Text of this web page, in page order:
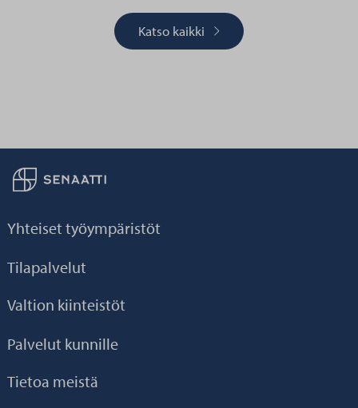
Katso kaikki
Palaa taikaisin etusivulle
Yhteiset työympäristöt
Tilapalvelut
Valtion kiinteistöt
Palvelut kunnille
Tietoa meistä